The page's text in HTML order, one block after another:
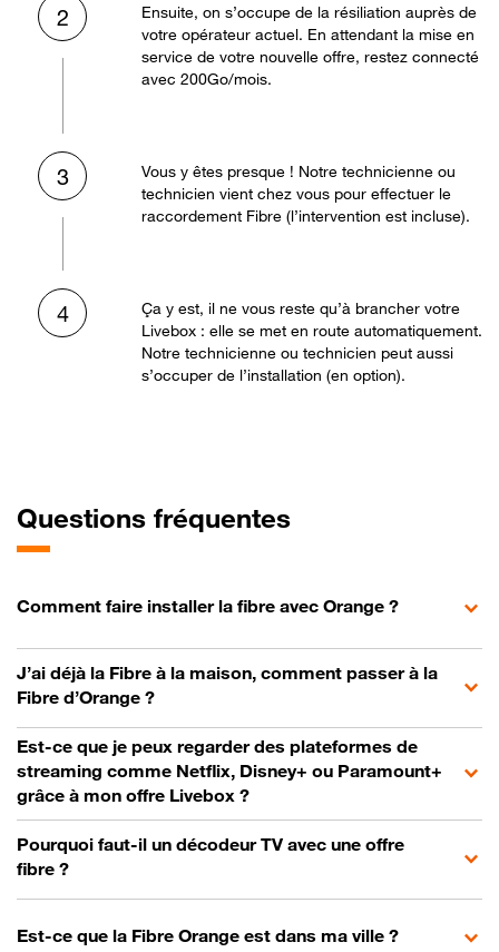
2
Ensuite, on s’occupe de la résiliation auprès de
votre opérateur actuel. En attendant la mise en
service de votre nouvelle offre, restez connecté
avec 200Go/mois.
3
Vous y êtes presque ! Notre technicienne ou
technicien vient chez vous pour effectuer le
raccordement Fibre (l’intervention est incluse).
4
Ça y est, il ne vous reste qu’à brancher votre
Livebox : elle se met en route automatiquement.
Notre technicienne ou technicien peut aussi
s’occuper de l’installation (en option).
Questions fréquentes
Comment faire installer la fibre avec Orange ?
J’ai déjà la Fibre à la maison, comment passer à la
Fibre d’Orange ?
Est-ce que je peux regarder des plateformes de
streaming comme Netflix, Disney+ ou Paramount+
grâce à mon offre Livebox ?
Pourquoi faut-il un décodeur TV avec une offre
fibre ?
Est-ce que la Fibre Orange est dans ma ville ?